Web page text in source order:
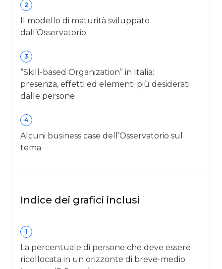
2
Il modello di maturità sviluppato
dall’Osservatorio
3
“Skill-based Organization” in Italia:
presenza, effetti ed elementi più desiderati
dalle persone
4
Alcuni business case dell’Osservatorio sul
tema
Indice dei grafici inclusi
1
La percentuale di persone che deve essere
ricollocata in un orizzonte di breve-medio